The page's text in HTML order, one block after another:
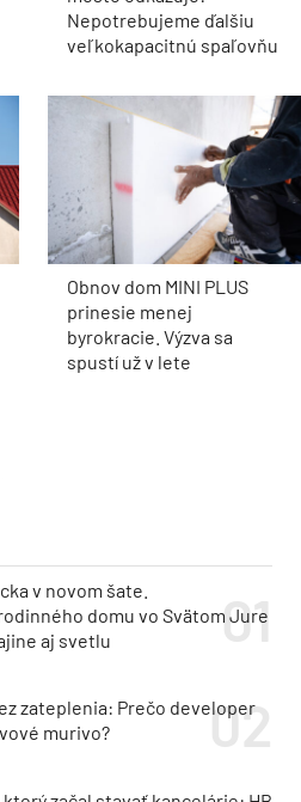
Nepotrebujeme ďalšiu
veľkokapacitnú spaľovňu
Obnov dom MINI PLUS
prinesie menej
byrokracie. Výzva sa
spustí už v lete
v novom šate.
domu vo Svätom Jure
aj svetlu
zateplenia: Prečo developer
murivo?